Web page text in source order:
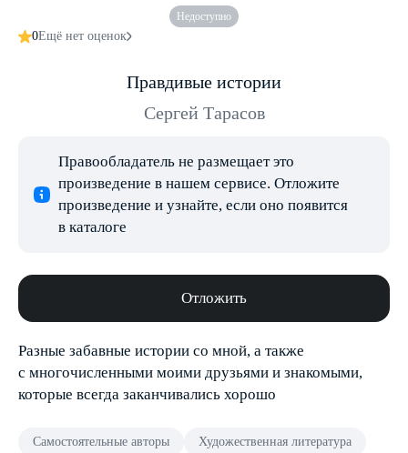
Недоступно
0Ещё нет оценок
Правдивые истории
Сергей Тарасов
Правообладатель не размещает это
произведение в нашем сервисе. Отложите
произведение и узнайте, если оно появится
в каталоге
Отложить
Разные забавные истории со мной, а также
с многочисленными моими друзьями и знакомыми,
которые всегда заканчивались хорошо
Самостоятельные авторы Художественная литература